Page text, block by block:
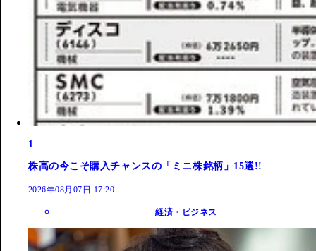
1
株高の今こそ購入チャンスの「ミニ株銘柄」15選!!
2026年08月07日 17:20
経済・ビジネス